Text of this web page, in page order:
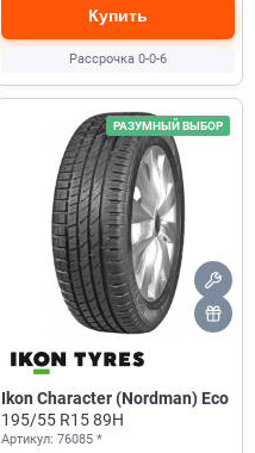
Купить
Рассрочка 0-0-6
РАЗУМНЫЙ ВЫБОР
Ikon Character (Nordman) Eco
195/55 R15 89H
Артикул: 76085 *